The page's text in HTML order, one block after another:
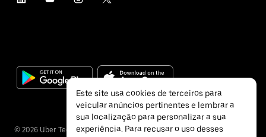
© 2026 Uber Technologies Inc.
Este site usa cookies de terceiros para
veicular anúncios pertinentes e lembrar a
sua localização para personalizar a sua
experiência. Para recusar o uso desses